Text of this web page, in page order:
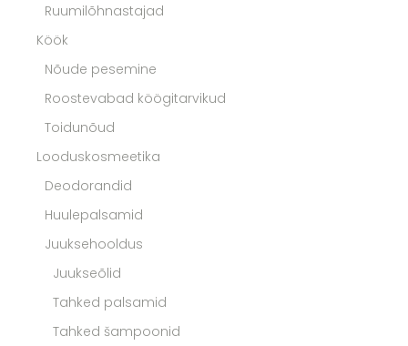
Ruumilõhnastajad
Köök
Nõude pesemine
Roostevabad köögitarvikud
Toidunõud
Looduskosmeetika
Deodorandid
Huulepalsamid
Juuksehooldus
Juukseõlid
Tahked palsamid
Tahked šampoonid